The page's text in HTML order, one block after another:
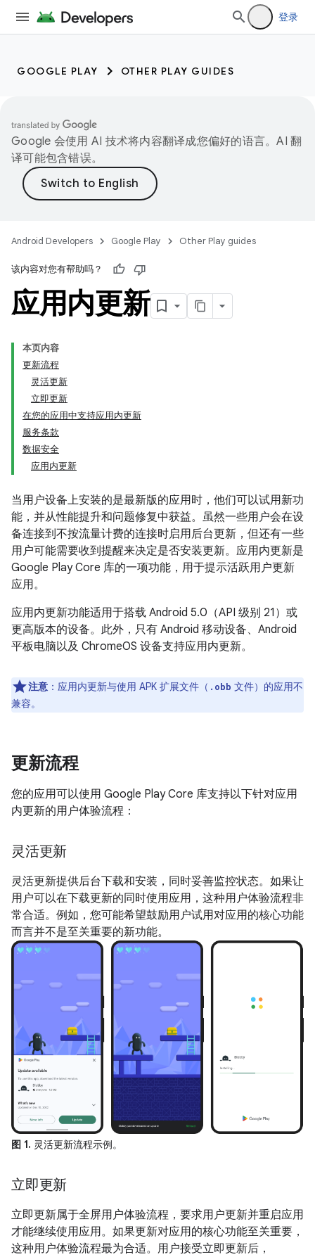
登录
GOOGLE PLAY OTHER PLAY GUIDES
Google 会使用 AI 技术将内容翻译成您偏好的语言。AI 翻
译可能包含错误。
Android Developers Google Play Other Play guides
该内容对您有帮助吗？
应用内更新
本页内容
更新流程
灵活更新
立即更新
在您的应用中支持应用内更新
服务条款
数据安全
应用内更新
当用户设备上安装的是最新版的应用时，他们可以试用新功
能，并从性能提升和问题修复中获益。虽然一些用户会在设
备连接到不按流量计费的连接时启用后台更新，但还有一些
用户可能需要收到提醒来决定是否安装更新。应用内更新是
Google Play Core 库的一项功能，用于提示活跃用户更新
应用。
应用内更新功能适用于搭载 Android 5.0（API 级别 21）或
更高版本的设备。此外，只有 Android 移动设备、Android
平板电脑以及 ChromeOS 设备支持应用内更新。
注意 ：应用内更新与使用 APK 扩展文件（ .obb 文件）的应用不
兼容。
更新流程
您的应用可以使用 Google Play Core 库支持以下针对应用
内更新的用户体验流程：
灵活更新
灵活更新提供后台下载和安装，同时妥善监控状态。如果让
用户可以在下载更新的同时使用应用，这种用户体验流程非
常合适。例如，您可能希望鼓励用户试用对应用的核心功能
而言并不是至关重要的新功能。
图 1. 灵活更新流程示例。
立即更新
立即更新属于全屏用户体验流程，要求用户更新并重启应用
才能继续使用应用。如果更新对应用的核心功能至关重要，
这种用户体验流程最为合适。用户接受立即更新后，